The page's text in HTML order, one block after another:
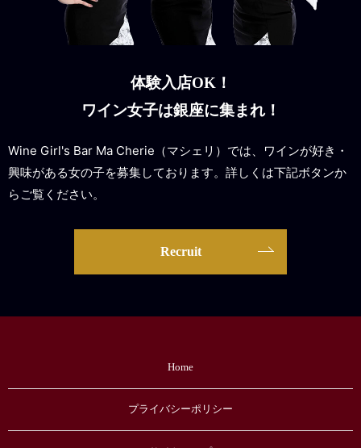
体験入店OK！
ワイン女子は銀座に集まれ！
Wine Girl's Bar Ma Cherie（マシェリ）では、ワインが好き・
興味がある女の子を募集しております。詳しくは下記ボタンか
らご覧ください。
Recruit
Home
プライバシーポリシー